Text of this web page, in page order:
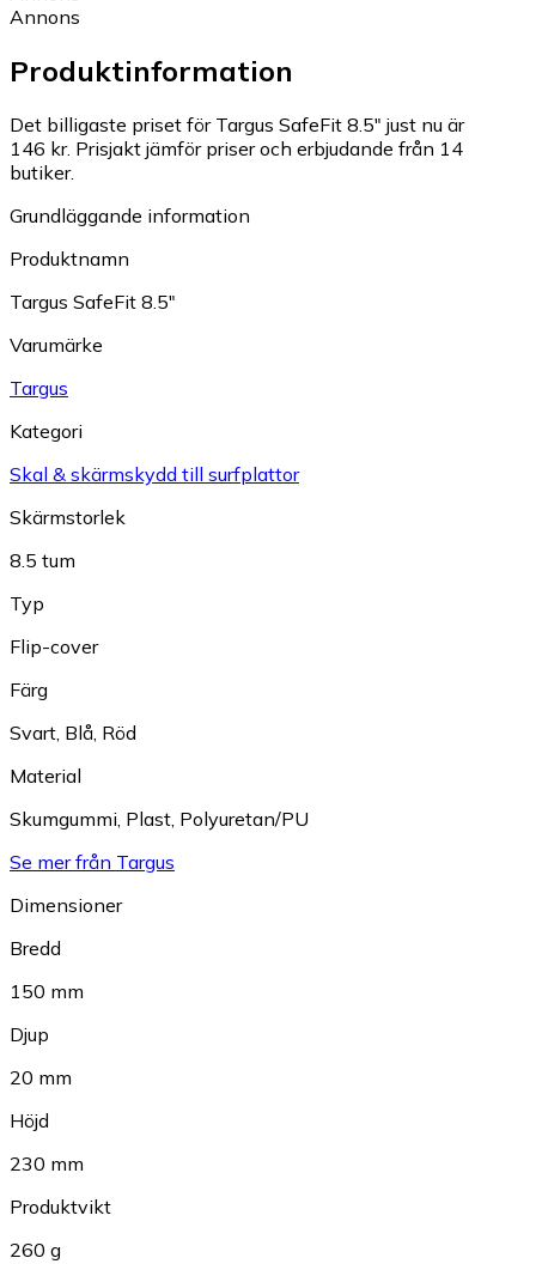
Annons
Produktinformation
Det billigaste priset för Targus SafeFit 8.5" just nu är
146 kr. Prisjakt jämför priser och erbjudande från 14
butiker.
Grundläggande information
Produktnamn
Targus SafeFit 8.5"
Varumärke
Targus
Kategori
Skal & skärmskydd till surfplattor
Skärmstorlek
8.5 tum
Typ
Flip-cover
Färg
Svart, Blå, Röd
Material
Skumgummi, Plast, Polyuretan/PU
Se mer från Targus
Dimensioner
Bredd
150 mm
Djup
20 mm
Höjd
230 mm
Produktvikt
260 g